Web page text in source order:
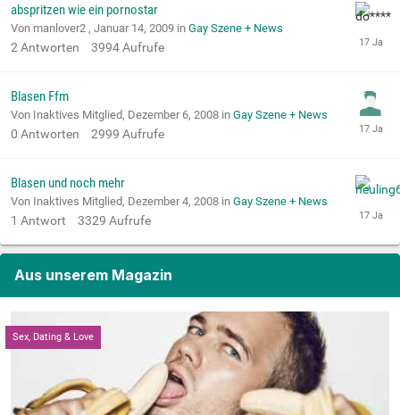
abspritzen wie ein pornostar
Von manlover2 , Januar 14, 2009 in Gay Szene + News
2 Antworten 3994Aufrufe
Blasen Ffm
Von Inaktives Mitglied, Dezember 6, 2008 in Gay Szene + News
0 Antworten 2999 Aufrufe
Blasen und noch mehr
Von Inaktives Mitglied, Dezember 4, 2008 in Gay Szene + News
1 Antwort 3329 Aufrufe
Aus unserem Magazin
Sex, Dating & Love